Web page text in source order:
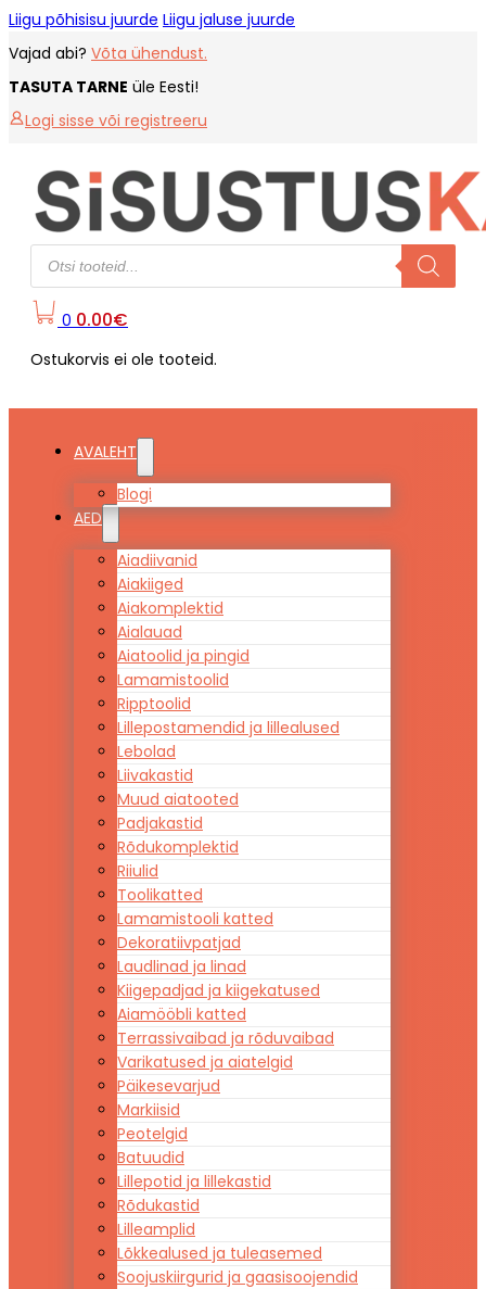
Liigu põhisisu juurde Liigu jaluse juurde
Vajad abi? Võta ühendust.
TASUTA TARNE üle Eesti!
Logi sisse või registreeru
Products
search
0 0.00€
Ostukorvis ei ole tooteid.
AVALEHT
Blogi
AED
Aiadiivanid
Aiakiiged
Aiakomplektid
Aialauad
Aiatoolid ja pingid
Lamamistoolid
Ripptoolid
Lillepostamendid ja lillealused
Lebolad
Liivakastid
Muud aiatooted
Padjakastid
Rõdukomplektid
Riiulid
Toolikatted
Lamamistooli katted
Dekoratiivpatjad
Laudlinad ja linad
Kiigepadjad ja kiigekatused
Aiamööbli katted
Terrassivaibad ja rõduvaibad
Varikatused ja aiatelgid
Päikesevarjud
Markiisid
Peotelgid
Batuudid
Lillepotid ja lillekastid
Rõdukastid
Lilleamplid
Lõkkealused ja tuleasemed
Soojuskiirgurid ja gaasisoojendid